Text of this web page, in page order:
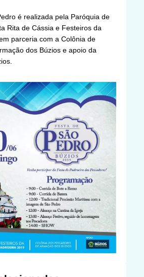
é realizada pela Paróquia de
Rita de Cássia e Festeiros da
parceria com a Colônia de
dos Búzios e apoio da